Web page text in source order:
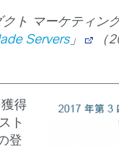
ト マーケティン
Servers」
（
得
ト
登